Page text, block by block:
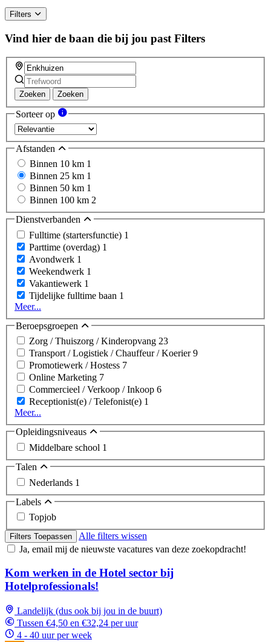
Filters
Vind hier de baan die bij jou past Filters
Zoeken Zoeken
Sorteer op
Afstanden
Binnen 10 km 1
Binnen 25 km 1
Binnen 50 km 1
Binnen 100 km 2
Dienstverbanden
Fulltime (startersfunctie) 1
Parttime (overdag) 1
Avondwerk 1
Weekendwerk 1
Vakantiewerk 1
Tijdelijke fulltime baan 1
Meer...
Beroepsgroepen
Zorg / Thuiszorg / Kinderopvang 23
Transport / Logistiek / Chauffeur / Koerier9
Promotiewerk / Hostess 7
Online Marketing 7
Commercieel / Verkoop / Inkoop 6
Receptionist(e) / Telefonist(e) 1
Meer...
Opleidingsniveaus
Middelbare school 1
Talen
Nederlands 1
Labels
Topjob
Filters Toepassen
Alle filters wissen
Ja, email mij de nieuwste vacatures van deze zoekopdracht!
Kom werken in de Hotel sector bij
Hotelprofessionals!
Landelijk (dus ook bij jou in de buurt)
Tussen €4,50 en €32,24 per uur
4 - 40 uur per week